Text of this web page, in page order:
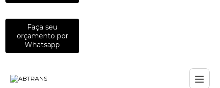
Faça seu
orçamento por
Whatsapp